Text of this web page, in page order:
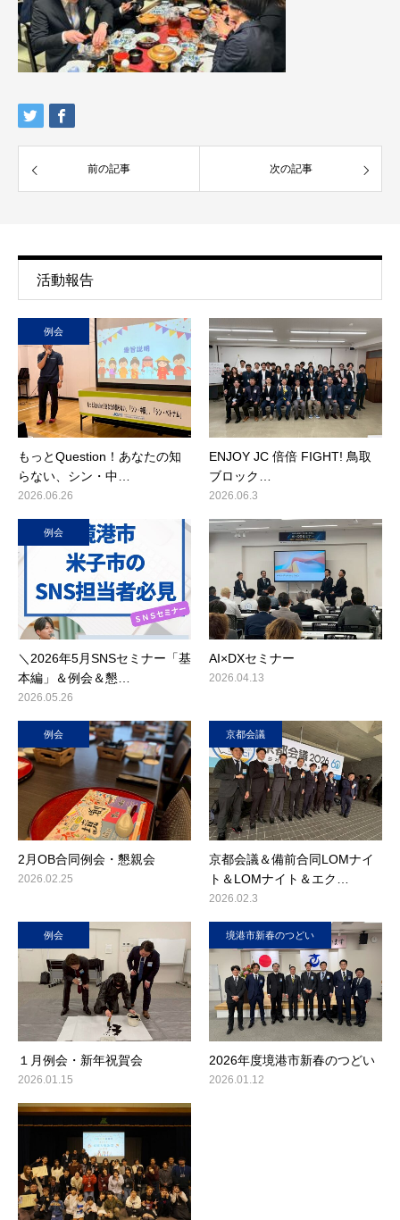
前の記事 次の記事
活動報告
例会
もっとQuestion！あなたの知
らない、シン・中…
2026.06.26
ENJOY JC 倍倍 FIGHT! 鳥取
ブロック…
2026.06.3
例会
＼2026年5月SNSセミナー「基
本編」＆例会＆懇…
2026.05.26
AI×DXセミナー
2026.04.13
例会
2月OB合同例会・懇親会
2026.02.25
京都会議
京都会議＆備前合同LOMナイ
ト＆LOMナイト＆エク…
2026.02.3
例会
１月例会・新年祝賀会
2026.01.15
境港市新春のつどい
2026年度境港市新春のつどい
2026.01.12